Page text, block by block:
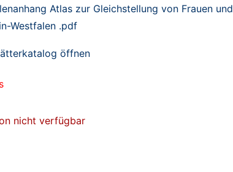
Atlas zur Gleichstellung von Frauen
Westfalen .pdf
öffnen
nicht verfügbar